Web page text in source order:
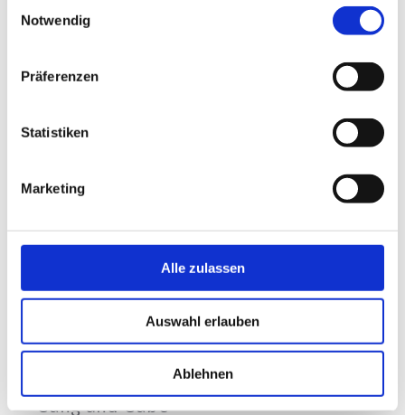
Notwendig
Präferenzen
Statistiken
Marketing
Alle zulassen
Auswahl erlauben
Ablehnen
Berufserfahrung im Bereich
wünschenswert
Fließende Deutschkenntnisse in Wort und
Positive Ausstrahlung, souveränes und
freundliches Auftreten
Eine strukturierte Arbeitsweise,
Engagement, Zuverlässigkeit sowie
Verantwortungsbewusstsein sind für Dich
Gang und Gäbe